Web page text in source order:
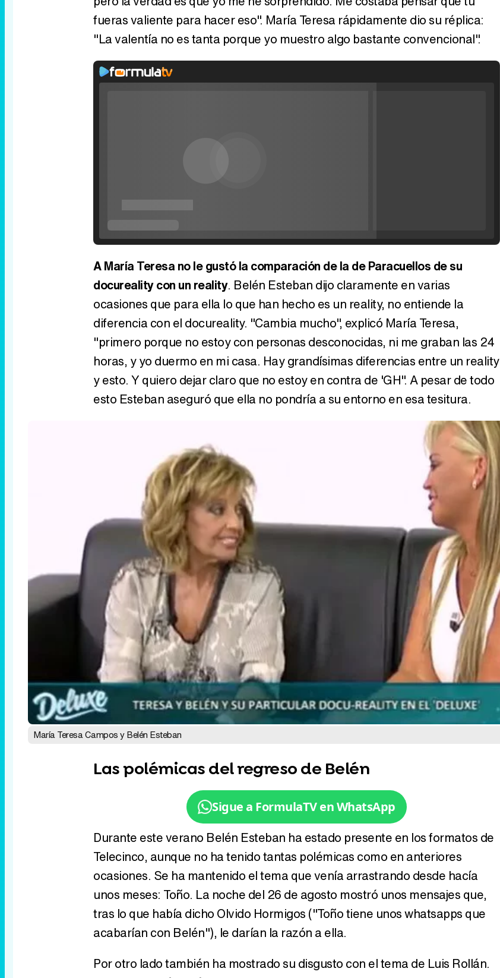
fueras valiente para hacer eso". María Teresa rápidamente dio su réplica:
"La valentía no es tanta porque yo muestro algo bastante convencional".
Tráiler en catalán de 'Ravalear', la nueva serie de HBO Max sobre los fondos buitre
Canción ganadora de Eurovisión 2026: DARA con "Bangaranga" por Bulgaria
A María Teresa no le gustó la comparación de la de Paracuellos de su
docureality con un reality. Belén Esteban dijo claramente en varias
ocasiones que para ella lo que han hecho es un reality, no entiende la
diferencia con el docureality. "Cambia mucho", explicó María Teresa,
"primero porque no estoy con personas desconocidas, ni me graban las 24
horas, y yo duermo en mi casa. Hay grandísimas diferencias entre un reality
y esto. Y quiero dejar claro que no estoy en contra de 'GH". A pesar de todo
esto Esteban aseguró que ella no pondría a su entorno en esa tesitura.
María Teresa Campos y Belén Esteban
Las polémicas del regreso de Belén
Sigue a FormulaTV en WhatsApp
Durante este verano Belén Esteban ha estado presente en los formatos de
Telecinco, aunque no ha tenido tantas polémicas como en anteriores
ocasiones. Se ha mantenido el tema que venía arrastrando desde hacía
unos meses: Toño. La noche del 26 de agosto mostró unos mensajes que,
tras lo que había dicho Olvido Hormigos ("Toño tiene unos whatsapps que
acabarían con Belén"), le darían la razón a ella.
Por otro lado también ha mostrado su disgusto con el tema de Luis Rollán.